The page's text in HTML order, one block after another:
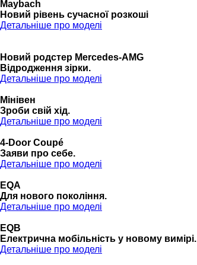
Maybach
Новий рівень сучасної розкоші
Детальніше про моделі
Новий родстер Mercedes-AMG
Відродження зірки.
Детальніше про моделі
Мінівен
Зроби свій хід.
Детальніше про моделі
4-Door Coupé
Заяви про себе.
Детальніше про моделі
EQA
Для нового покоління.
Детальніше про моделі
EQB
Електрична мобільність у новому вимірі.
Детальніше про моделі